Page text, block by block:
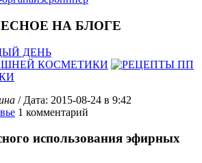
НА БЛОГЕ
/ Дата: 2015-08-24 в 9:42
1 комментарий
использования эфирных